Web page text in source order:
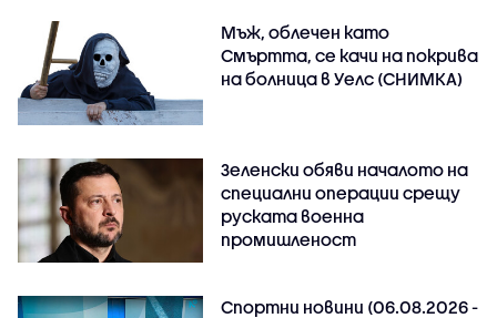
Мъж, облечен като
Смъртта, се качи на покрива
на болница в Уелс (СНИМКА)
Зеленски обяви началото на
специални операции срещу
руската военна
промишленост
Спортни новини (06.08.2026 -